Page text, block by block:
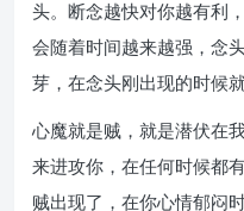
头。断念越快对你越有利
会随着时间越来越强，念
芽，在念头刚出现的时候
心魔就是贼，就是潜伏在
来进攻你，在任何时候都
贼出现了，在你心情郁闷